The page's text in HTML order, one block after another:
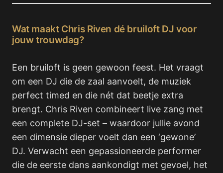
Wat maakt Chris Riven dé bruiloft DJ voor
jouw trouwdag?
Een bruiloft is geen gewoon feest. Het vraagt
om een DJ die de zaal aanvoelt, de muziek
perfect timed en die nét dat beetje extra
brengt. Chris Riven combineert live zang met
een complete DJ-set – waardoor jullie avond
een dimensie dieper voelt dan een ‘gewone’
DJ. Verwacht een gepassioneerde performer
die de eerste dans aankondigt met gevoel, het